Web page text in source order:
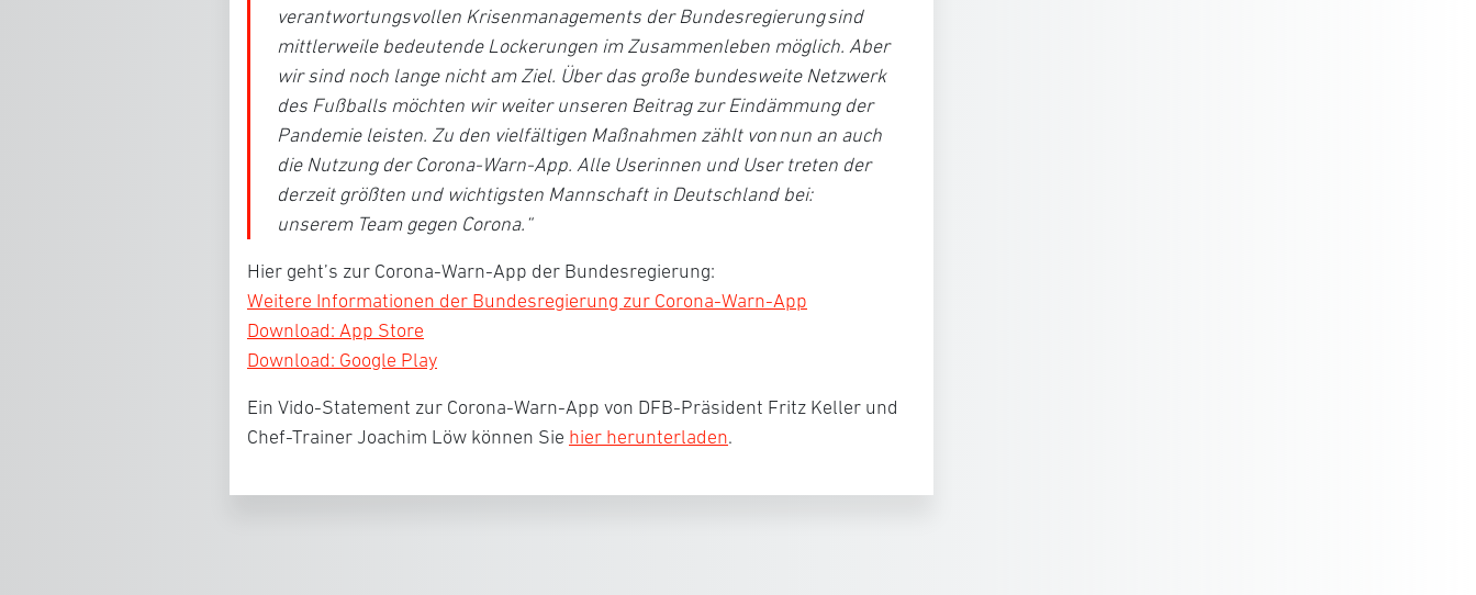
verantwortungsvollen Krisenmanagements der Bundesregierung sind
mittlerweile bedeutende Lockerungen im Zusammenleben möglich. Aber
wir sind noch lange nicht am Ziel. Über das große bundesweite Netzwerk
des Fußballs möchten wir weiter unseren Beitrag zur Eindämmung der
Pandemie leisten. Zu den vielfältigen Maßnahmen zählt von nun an auch
die Nutzung der Corona-Warn-App. Alle Userinnen und User treten der
derzeit größten und wichtigsten Mannschaft in Deutschland bei:
unserem Team gegen Corona.“
Hier geht’s zur Corona-Warn-App der Bundesregierung:
Weitere Informationen der Bundesregierung zur Corona-Warn-App
Download: App Store
Download: Google Play
Ein Vido-Statement zur Corona-Warn-App von DFB-Präsident Fritz Keller und
Chef-Trainer Joachim Löw können Sie hier herunterladen.